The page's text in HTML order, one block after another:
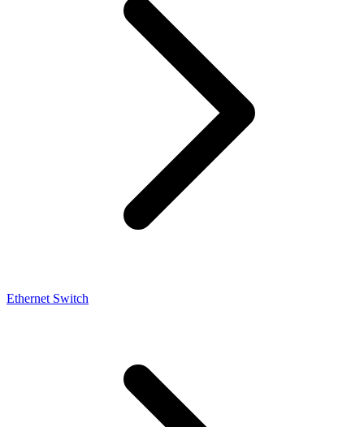
Ethernet Switch